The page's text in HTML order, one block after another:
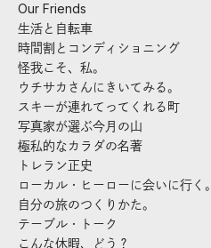
Our Friends
生活と自転車
時間割とコンディショニング
怪我こそ、私。
ウチサカさんにきいてみる。
スキーが連れてってくれる町
写真家が選ぶ今月の山
極私的なカラダの名著
トレラン正史
ローカル・ヒーローに会いに行く。
自分の旅のつくりかた。
テーブル・トーク
こんな休暇、どう？